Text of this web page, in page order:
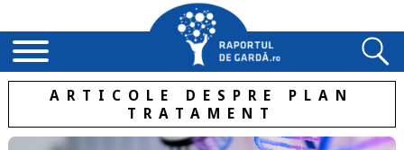
ARTICOLE DESPRE PLAN
TRATAMENT